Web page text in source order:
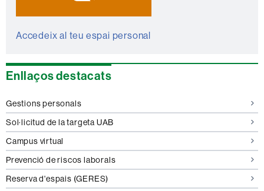
Accedeix al teu espai personal
Enllaços destacats
Gestions personals
Sol·licitud de la targeta UAB
Campus virtual
Prevenció de riscos laborals
Reserva d'espais (GERES)